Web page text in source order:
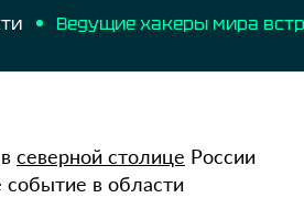
северной столице России
событие в области